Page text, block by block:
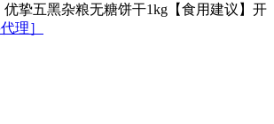
优挚五黑杂粮无糖饼干1kg【食用建议】开
理］